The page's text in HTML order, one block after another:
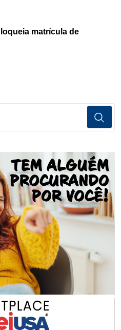
matrícula de